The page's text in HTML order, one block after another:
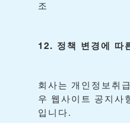
조
12. 정책 변경에 따
회사는 개인정보취
우 웹사이트 공지사
입니다 .